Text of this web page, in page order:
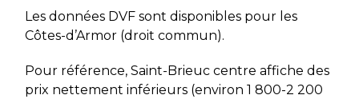
Les données DVF sont disponibles pour les
Côtes-d’Armor (droit commun).
Pour référence, Saint-Brieuc centre affiche des
prix nettement inférieurs (environ 1 800-2 200